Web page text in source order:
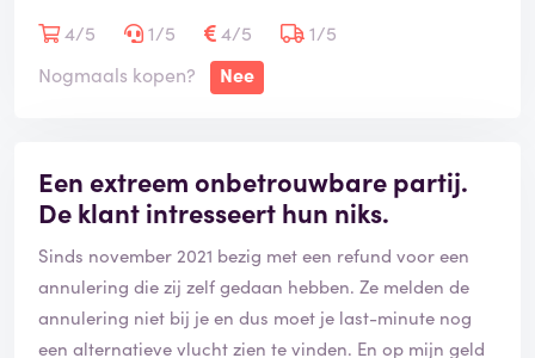
Antwoord van CheapTickets.nl
Beste Dirk,
ervaring hebt gehad. Omdat schemawijzigingen altijd
afkomstig zijn vanuit de maatschappij, kunnen wij je
geen compensatie bieden wanneer de maatschappij
een vlucht omboekt of annuleert. Daar de
maatschappij je had omgeboekt naar een vlucht
zonder premium economy class, gingen wij na of de
4/5
1/5 4/5
1/5
Nogmaals kopen?
Nee
Een extreem onbetrouwbare partij.
De klant intresseert hun niks.
Sinds november 2021 bezig met een refund voor een
annulering die zij zelf gedaan hebben. Ze melden de
annulering niet bij je en dus moet je last-minute nog
een alternatieve vlucht zien te vinden. En op mijn geld